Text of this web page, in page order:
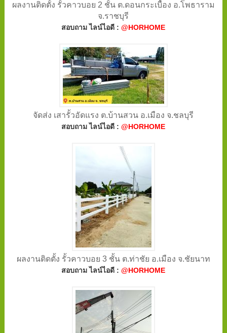
ผลงานติดตั้ง รั้วคาวบอย 2 ชั้น ต.ดอนกระเบื้อง อ.โพธาราม
จ.ราชบุรี
สอบถาม ไลน์ไอดี :@HORHOME
จัดส่ง เสารั้วอัดแรง ต.บ้านสวน อ.เมือง จ.ชลบุรี
สอบถาม ไลน์ไอดี :@HORHOME
ผลงานติดตั้ง รั้วคาวบอย 3 ชั้น ต.ท่าชัย อ.เมือง จ.ชัยนาท
สอบถาม ไลน์ไอดี :@HORHOME